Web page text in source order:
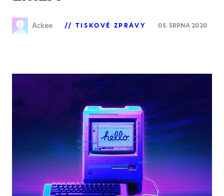
Ackee TISKOVÉ ZPRÁVY 05. SRPNA 2020